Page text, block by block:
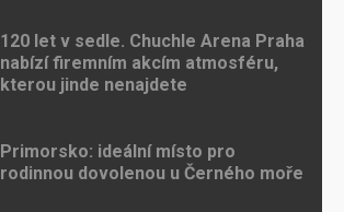
120 let v sedle. Chuchle Arena Praha
nabízí firemním akcím atmosféru,
kterou jinde nenajdete
Primorsko: ideální místo pro
rodinnou dovolenou u Černého moře